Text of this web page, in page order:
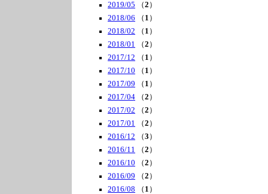
2019/05 （2 ）
2018/06 （ 1 ）
2018/02 （ 1 ）
2018/01 （2 ）
2017/12 （ 1 ）
2017/10 （ 1 ）
2017/09 （ 1 ）
2017/04 （2 ）
2017/02 （2 ）
2017/01 （2 ）
2016/12 （3 ）
2016/11 （2 ）
2016/10 （2 ）
2016/09 （2 ）
2016/08 （ 1 ）